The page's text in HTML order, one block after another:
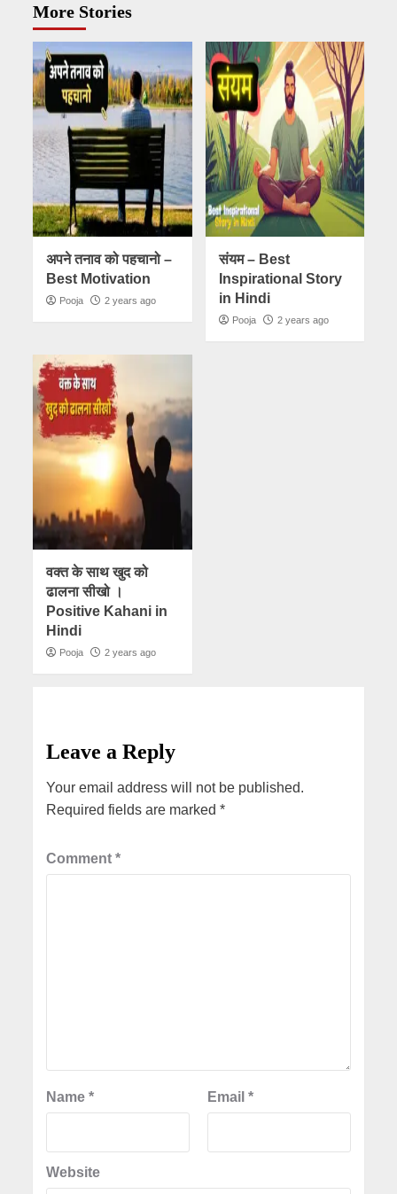
More Stories
अपने तनाव को पहचानो –
Best Motivation
Pooja 2 years ago
संयम – Best
Inspirational Story
in Hindi
Pooja 2 years ago
वक्त के साथ खुद को
ढालना सीखो ।
Positive Kahani in
Hindi
Pooja 2 years ago
Leave a Reply
Your email address will not be published.
Required fields are marked*
Comment*
Name* Email *
Website